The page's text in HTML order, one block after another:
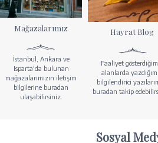
Mağazalarımız
İstanbul, Ankara ve
Isparta'da bulunan
mağazalarımızın iletişim
bilgilerine buradan
ulaşabilirsiniz.
Hayrat Blog
Faaliyet
alanlarda
bilgilendirici
buradan takip
Sosyal